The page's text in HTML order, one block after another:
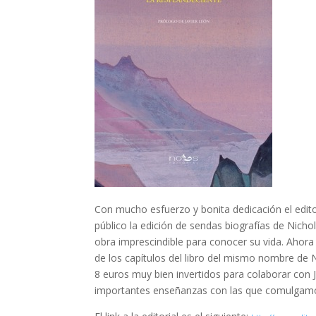
Con mucho esfuerzo y bonita dedicación el
público la edición de sendas biografías de
obra imprescindible para conocer su vida.
de los capítulos del libro del mismo nombre de
8 euros muy bien invertidos para colaborar con
importantes enseñanzas con las que